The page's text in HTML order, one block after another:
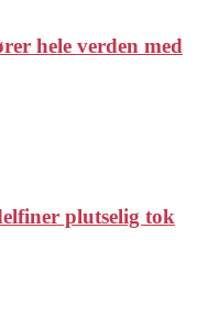
hele verden med
plutselig tok